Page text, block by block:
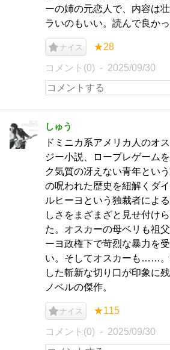
ーの姉の元恋人で、内容は
ラいのもいい。読んで良かっ
ナイス ★28
コメント(0) 2025/09/30
しゅう
ドミニカ系アメリカ人のオ
ジー小説、ロープレゲーム
ク気質の冴えない青年とい
の呪われた歴史を紐解くダ
ルヒーヨという独裁者によ
しさをまざまざと見せ付け
た。オスカーの母ベリも祖
ーヨ政権下で苛烈な暴力を
い。そしてオスカーも……。
した斬新な切り口が印象に
ノベルの傑作。
ナイス ★115
コメント(0) 2025/09/30